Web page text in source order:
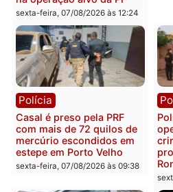
Polícia
2 MILHÕES – Unnesa
apresenta documentos
que comprovam
transparência e legalidade
na operação alvo da PF
sexta-feira, 07/08/2026 às 12:24